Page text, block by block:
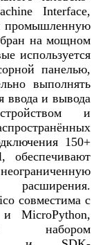
Interface,
промышленную
на мощном
используется
панелью,
выполнять
ввода и вывода
и
150+
обеспечивают
расширения.
совместима с
MicroPython,
набором